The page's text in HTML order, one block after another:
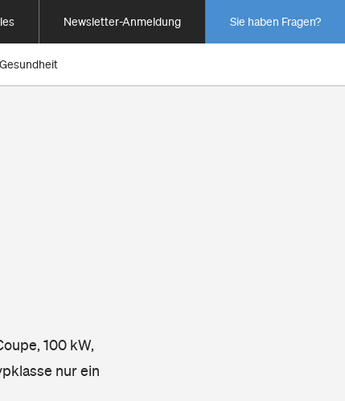
Newsletter-Anmeldung Sie haben Fragen?
Gesundheit
100 kW,
nur ein